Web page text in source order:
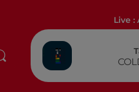
Live :